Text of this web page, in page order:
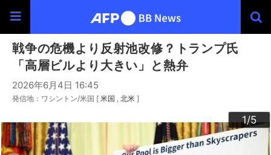
戦争の危機より反射池改修？トランプ氏
「高層ビルより大きい」と熱弁
2026年6月4日 16:45
発信地：ワシントン/米国 [ 米国 北米 ]
1/5
2/5
3/5
4/5
5/5